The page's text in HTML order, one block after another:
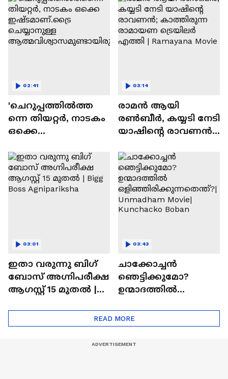
'ചെറുപ്പത്തിൽത്ത
ന്നെ തിയറ്റർ, നാടകം
ഒക്കെ
ചെയ്യാനുള്ള
ആത്മവിശ്വാസമുണ്ടാ
യിരുന്നില്ല'
02:41
രാമന്‍ ആയി
രൺബീർ, കയ്യടി നേടി
യാഷിന്റെ രാവണൻ;
രാമായണ ട്രെയിലർ
എത്തി | Ramayana
Movie
03:14
ഇതാ വരുന്നു ബിഗ്
ബോസ് അഗ്നിപരീക്ഷ
ആഗസ്റ്റ് 15 മുതൽ |
03:01
ചാക്കോച്ചന്‍
ഞെട്ടിക്കുമോ?
ഉന്മാദത്തിൽ
ന്ത്?| Unmadham
Movie| Kunchacko
03:43
READ MORE